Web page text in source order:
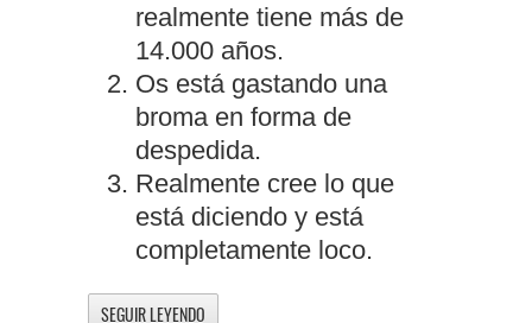
realmente tiene más de
14.000 años.
Os está gastando una
broma en forma de
despedida.
Realmente cree lo que
está diciendo y está
completamente loco.
SEGUIR LEYENDO